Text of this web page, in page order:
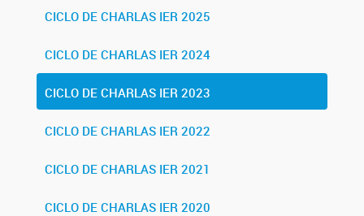
CICLO DE CHARLAS IER 2025
CICLO DE CHARLAS IER 2024
CICLO DE CHARLAS IER 2023
CICLO DE CHARLAS IER 2022
CICLO DE CHARLAS IER 2021
CICLO DE CHARLAS IER 2020